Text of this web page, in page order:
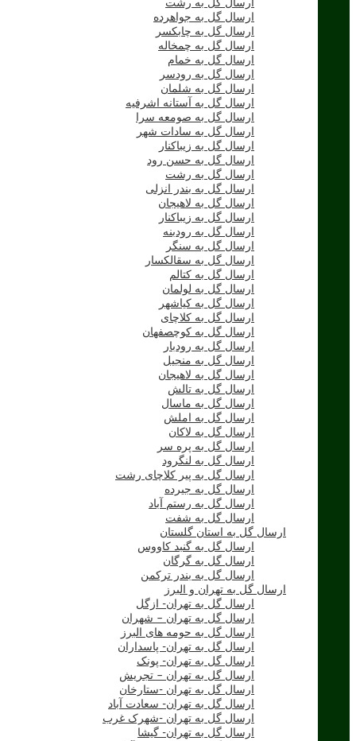
ارسال گل به رشت
ارسال گل به جواهرده
ارسال گل به چابکسر
ارسال گل به چمخاله
ارسال گل به خمام
ارسال گل به رودسر
ارسال گل به شلمان
ارسال گل به آستانه اشرفیه
ارسال گل به صومعه سرا
ارسال گل به سادات شهر
ارسال گل به زیباکنار
ارسال گل به حسن رود
ارسال گل به رشت
ارسال گل به بندر انزلی
ارسال گل به لاهیجان
ارسال گل به زیباکنار
ارسال گل به رودبنه
ارسال گل به سنگر
ارسال گل به سقالکسار
ارسال گل به کتالم
ارسال گل به لولمان
ارسال گل به کیاشهر
ارسال گل به کلاچای
ارسال گل به کوچصفهان
ارسال گل به رودبار
ارسال گل به منجیل
ارسال گل به لاهیجان
ارسال گل به تالش
ارسال گل به ماسال
ارسال گل به املش
ارسال گل به لاکان
ارسال گل به پره سر
ارسال گل به لنگرود
ارسال گل به پیر کلاچای رشت
ارسال گل به جیرده
ارسال گل به رستم آباد
ارسال گل به شفت
ارسال گل به استان گلستان
ارسال گل به گنبد کاووس
ارسال گل به گرگان
ارسال گل به بندر ترکمن
ارسال گل به تهران و البرز
ارسال گل به تهران- ازگل
ارسال گل به تهران – شهران
ارسال گل به حومه های البرز
ارسال گل به تهران- پاسداران
ارسال گل به تهران- پونک
ارسال گل به تهران – تجریش
ارسال گل به تهران -ستارخان
ارسال گل به تهران- سعادت آباد
ارسال گل به تهران -شهرک غرب
ارسال گل به تهران- گیشا